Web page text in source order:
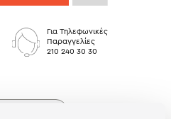
Για Τηλεφωνικές
Παραγγελίες
210 240 30 30